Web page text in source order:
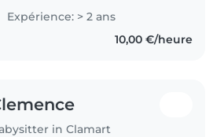
formation BAFA. Je suis
ponctuelle et j'apprécie
m'occuper des
Expérience: > 2 ans
10,00 €/heure
in Clamart